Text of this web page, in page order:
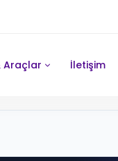
Araçlar İletişim